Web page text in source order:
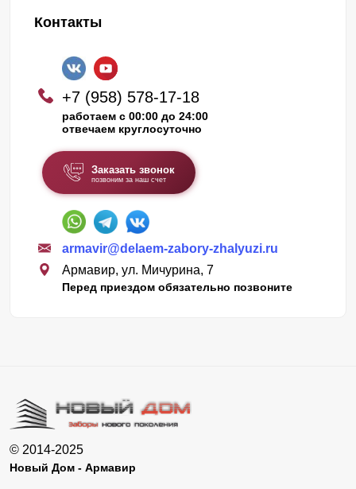
Производятся заборы следующим образом. Наши
установлена конструкция. Выслушивают пожелания
клиента. Предлагают на выбор несколько вариантов
исполнения. Когда клиента полностью все устраивает,
Забор. Виды
Ламели забора «Стандарт» , «Оптима» и «Премиум»
выполнены в виде буквы «Z» . Это можно увидеть, если
посмотреть на секцию сбоку.
рельефный.
«Оптима» включает в себя простоту «Стандарта»
и брутальность «Премиум» .
Контакты
+7 (958) 578-17-18
работаем с 00:00 до 24:00
отвечаем круглосуточно
Заказать звонок
позвоним за наш счет
armavir@delaem-zabory-zhalyuzi.ru
Армавир, ул. Мичурина, 7
Перед приездом обязательно позвоните
© 2014-2025
Новый Дом - Армавир